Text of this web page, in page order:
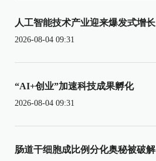
人工智能技术产业迎来爆发式增长
2026-08-04 09:31
“AI+创业”加速科技成果孵化
2026-08-04 09:31
肠道干细胞成比例分化奥秘被破解